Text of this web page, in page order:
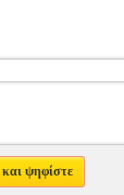
ψηφίστε